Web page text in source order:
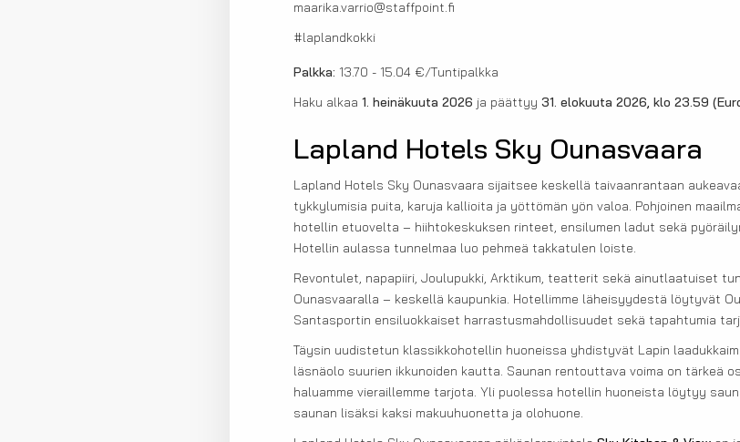
maarika.varrio@staffpoint.fi
#laplandkokki
Palkka: 13.70 - 15.04 €/Tuntipalkka
Haku alkaa 1. heinäkuuta 2026 ja päättyy 31. elokuuta 2026, klo 23.59
Lapland Hotels Sky Ounasvaara
Lapland Hotels Sky Ounasvaara sijaitsee keskellä taivaanrantaan
tykkylumisia puita, karuja kallioita ja yöttömän yön valoa. Pohjoinen
hotellin etuovelta – hiihtokeskuksen rinteet, ensilumen ladut sekä
Hotellin aulassa tunnelmaa luo pehmeä takkatulen loiste.
Revontulet, napapiiri, Joulupukki, Arktikum, teatterit sekä ainutlaatuiset
Ounasvaaralla – keskellä kaupunkia. Hotellimme läheisyydestä löytyvät
Santasportin ensiluokkaiset harrastusmahdollisuudet sekä tapahtumia
Täysin uudistetun klassikkohotellin huoneissa yhdistyvät Lapin
läsnäolo suurien ikkunoiden kautta. Saunan rentouttava voima on tärkeä
haluamme vieraillemme tarjota. Yli puolessa hotellin huoneista löytyy
saunan lisäksi kaksi makuuhuonetta ja olohuone.